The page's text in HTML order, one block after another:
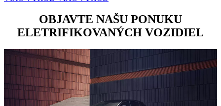
OBJAVTE NAŠU PONUKU
ELETRIFIKOVANÝCH VOZIDIEL